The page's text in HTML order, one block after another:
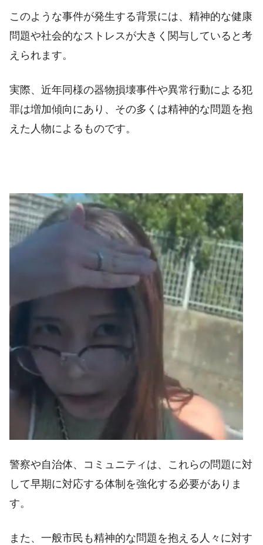
このような事件が発生する背景には、精神的な健康
問題や社会的なストレスが大きく関与していると考
えられます。
実際、近年同様の器物損壊事件や異常行動による犯
罪は増加傾向にあり、その多くは精神的な問題を抱
えた人物によるものです。
警察や自治体、コミュニティは、これらの問題に対
して早期に対応する体制を強化する必要がありま
す。
また、一般市民も精神的な問題を抱える人々に対す